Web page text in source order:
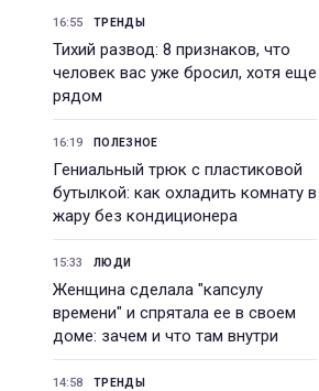
16:55 ТРЕНДЫ
Тихий развод: 8 признаков, что
человек вас уже бросил, хотя еще
рядом
16:19 ПОЛЕЗНОЕ
Гениальный трюк с пластиковой
бутылкой: как охладить комнату в
жару без кондиционера
15:33 ЛЮДИ
Женщина сделала "капсулу
времени" и спрятала ее в своем
доме: зачем и что там внутри
14:58 ТРЕНДЫ